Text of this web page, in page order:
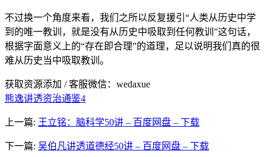
不过换一个角度来看，我们之所以反复援引“人类从历史中学
到的唯一教训，就是没有从历史中吸取到任何教训”这句话，
根据字面意义上的“存在即合理”的道理，足以说明我们真的很
难从历史当中吸取教训。
获取资源添加 / 客服微信：wedaxue
熊逸讲透资治通鉴4
上一篇: 王立铭：脑科学50讲 – 百度网盘 – 下载
下一篇: 吴伯凡讲透道德经50讲 – 百度网盘 – 下载